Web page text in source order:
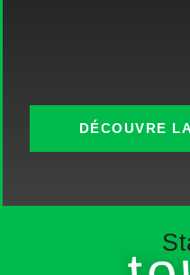
DÉCOUVRE